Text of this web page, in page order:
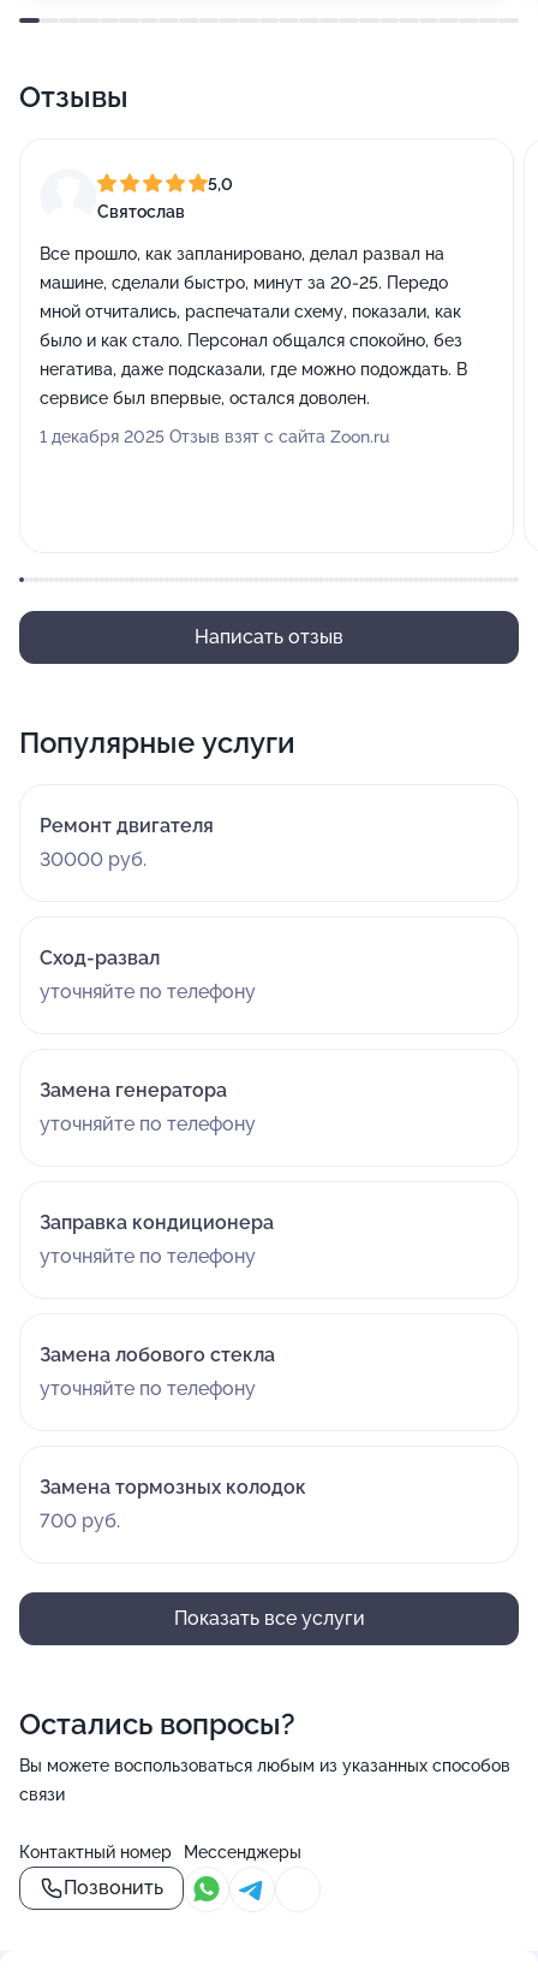
Отзывы
5,0
Святослав
Все прошло, как запланировано, делал развал на
машине, сделали быстро, минут за 20-25. Передо
мной отчитались, распечатали схему, показали, как
было и как стало. Персонал общался спокойно, без
негатива, даже подсказали, где можно подождать. В
сервисе был впервые, остался доволен.
1 декабря 2025 Отзыв взят с сайта Zoon.ru
Написать отзыв
Популярные услуги
Ремонт двигателя
30000 руб.
Сход-развал
уточняйте по телефону
Замена генератора
уточняйте по телефону
Заправка кондиционера
уточняйте по телефону
Замена лобового стекла
уточняйте по телефону
Замена тормозных колодок
700 руб.
Показать все услуги
Остались вопросы?
Вы можете воспользоваться любым из указанных способов
связи
Контактный номер
Позвонить
Мессенджеры